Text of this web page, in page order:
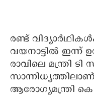
രണ്ട്
വയനാട്ടില്‍ ഇന്ന്
രാവിലെ മന്ത്രി ടി
ആരോഗ്യമന്ത്രി